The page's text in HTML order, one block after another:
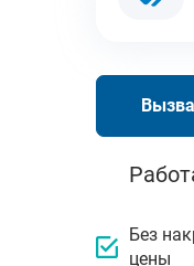
Без
цены